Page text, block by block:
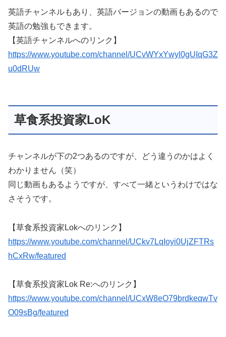
英語チャンネルもあり、英語バージョンの動画もあるので
英語の勉強もできます。
【英語チャンネルへのリンク】
https://www.youtube.com/channel/UCvWYxYwyl0gUIqG3Z
u0dRUw
草食系投資家LoK
チャンネルが下の2つあるのですが、どう違うのかはよく
わかりません（笑）
同じ動画もあるようですが、すべて一緒というわけではな
さそうです。
【草食系投資家Lokへのリンク】
https://www.youtube.com/channel/UCkv7LqIoyi0UjZFTRs
hCxRw/featured
【草食系投資家Lok Re:へのリンク】
https://www.youtube.com/channel/UCxW8eO79brdkeqwTv
O09sBg/featured